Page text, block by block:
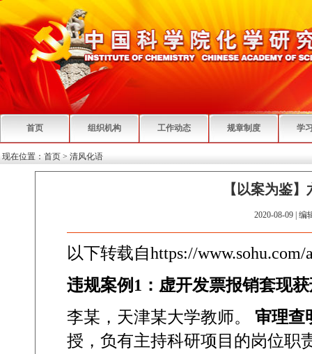
首页 组织机构 工作动态 规章制度 学
现在位置： 首页 > 清风化语
【以案为鉴
2020-08-09 | 编
以下转载自https://www.sohu.com/
违规案例 1 ：虚开发票报销套现
李某，天津某大学教师。 审理查
授，负有主持科研项目的岗位职